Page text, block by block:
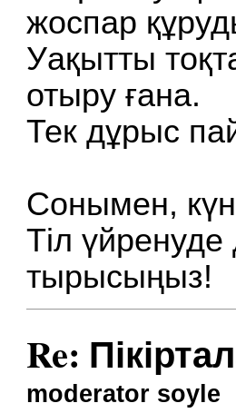
жоспар
Уақытты
отыру ғана.
Тек дұрыс
Сонымен,
Тіл
тырысыңыз!
Re:
moderator soyle